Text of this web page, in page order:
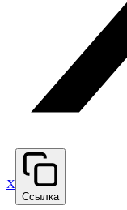
X
Ссылка